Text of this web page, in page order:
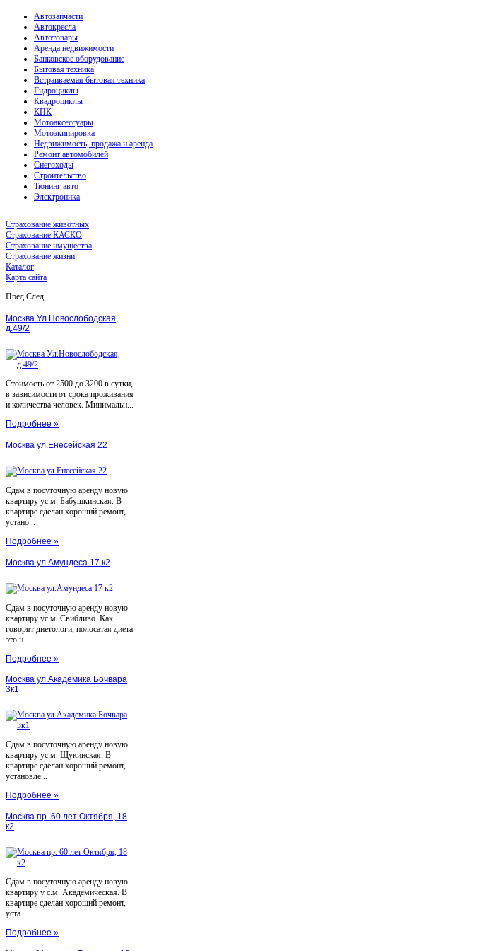
Автозапчасти
Автокресла
Автотовары
Аренда недвижимости
Банковское оборудование
Бытовая техника
Встраиваемая бытовая техника
Гидроциклы
Квадроциклы
КПК
Мотоаксессуары
Мотоэкипировка
Недвижимость, продажа и аренда
Ремонт автомобилей
Снегоходы
Строительство
Тюнинг авто
Электроника
Страхование животных
Страхование КАСКО
Страхование имущества
Страхование жизни
Каталог
Карта сайта
Пред След
Москва Ул.Новослободская,
д.49/2
Стоимость от 2500 до 3200 в сутки,
в зависимости от срока проживания
и количества человек. Минимальн...
Подробнее »
Москва ул.Енесейская 22
Сдам в посуточную аренду новую
квартиру ус.м. Бабушкинская. В
квартире сделан хороший ремонт,
устано...
Подробнее »
Москва ул.Амундеса 17 к2
Сдам в посуточную аренду новую
квартиру ус.м. Свибливо. Как
говорят диетологи, полосатая диета
это н...
Подробнее »
Москва ул.Академика Бочвара
3к1
Сдам в посуточную аренду новую
квартиру ус.м. Щукинская. В
квартире сделан хороший ремонт,
установле...
Подробнее »
Москва пр. 60 лет Октября, 18
к2
Сдам в посуточную аренду новую
квартиру у с.м. Академическая. В
квартире сделан хороший ремонт,
уста...
Подробнее »